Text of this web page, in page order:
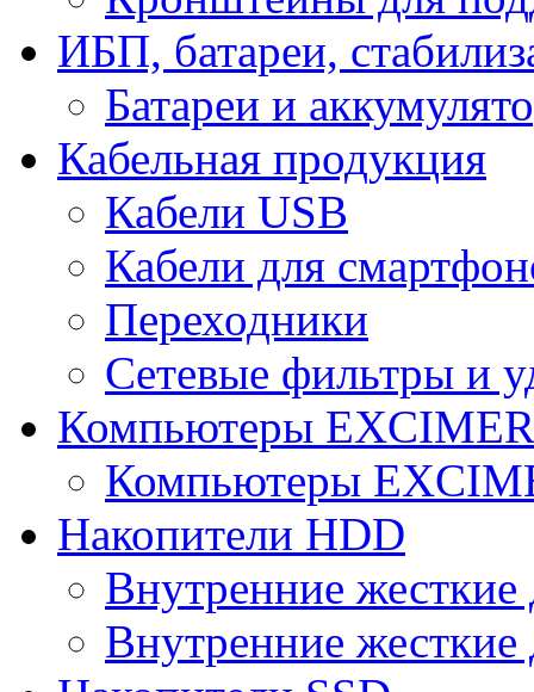
ИБП, батареи,
Батареи и
Кабельная продукция
Кабели USB
Кабели для
Переходники
Сетевые фильтры и
Компьютеры
Компьютеры
Накопители HDD
Внутренние
Внутренние